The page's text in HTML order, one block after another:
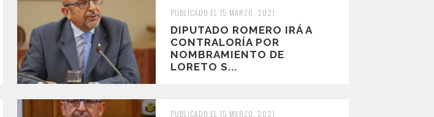
PUBLICADO EL 15 MARZO, 2021
DIPUTADO ROMERO IRÁ A
CONTRALORÍA POR
NOMBRAMIENTO DE
LORETO S...
PUBLICADO EL 15 MARZO, 2021